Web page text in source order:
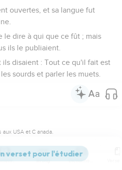
ouvertes, et sa langue fut
le dire à qui que ce fût ; mais
ils le publiaient.
ils disaient : Tout ce qu'il fait est
sourds et parler les muets.
USA et C anada.
mille personnes
Commentaires Strong